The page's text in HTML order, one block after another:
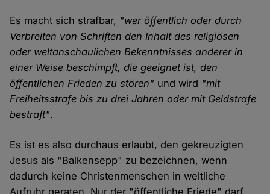
Es macht sich strafbar, "wer öffentlich oder durch
Verbreiten von Schriften den Inhalt des religiösen
oder weltanschaulichen Bekenntnisses anderer in
einer Weise beschimpft, die geeignet ist, den
öffentlichen Frieden zu stören" und wird "mit
Freiheitsstrafe bis zu drei Jahren oder mit Geldstrafe
bestraft".
Es ist es also durchaus erlaubt, den gekreuzigten
Jesus als "Balkensepp" zu bezeichnen, wenn
dadurch keine Christenmenschen in weltliche
Aufruhr geraten. Nur der "öffentliche Friede" darf